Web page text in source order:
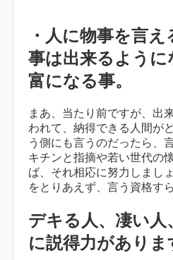
・人に物事を言
事は出来るよう
富になる事。
まあ、当たり前ですが、出
われて、納得できる人間が
う側にも言うのだったら、
キチンと指摘や若い世代の
ば、それ相応に努力しまし
をとりあえず、言う資格す
デキる人、凄い人
に説得力がありま